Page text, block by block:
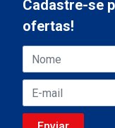
Cadastre-se
ofertas!